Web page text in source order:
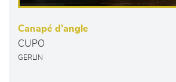
Canapé d’angle
CUPO
GERLIN